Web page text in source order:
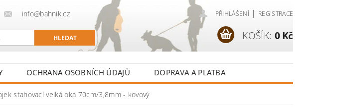
info@bahnik.cz PŘIHLÁŠENÍ | REGISTRACE
KOŠÍK: 0 Kč
OCHRANA OSOBNÍCH ÚDAJŮ DOPRAVA A PLATBA
stahovací velká oka 70cm/3,8mm - kovový